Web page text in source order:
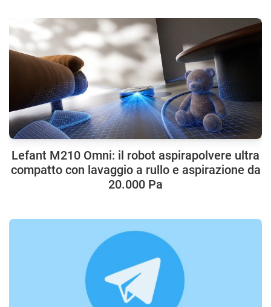
Lefant M210 Omni: il robot aspirapolvere ultra
compatto con lavaggio a rullo e aspirazione da
20.000 Pa